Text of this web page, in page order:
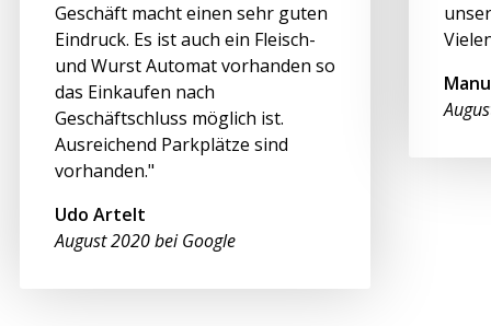
Geschäft macht einen sehr guten
Eindruck. Es ist auch ein Fleisch-
und Wurst Automat vorhanden so
das Einkaufen nach
Geschäftschluss möglich ist.
Ausreichend Parkplätze sind
vorhanden."
Udo Artelt
August 2020 bei Google